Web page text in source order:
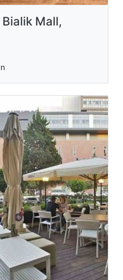
Mall,